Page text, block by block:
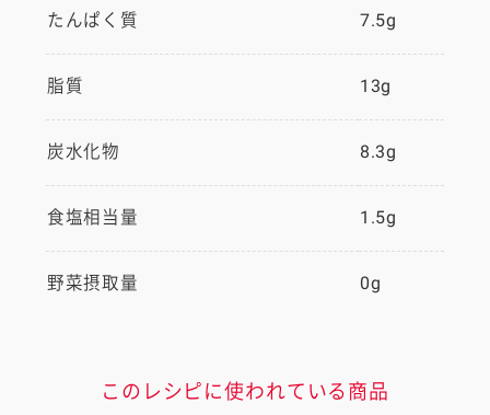
たんぱく質 7.5g
脂質 13g
炭水化物 8.3g
食塩相当量 1.5g
野菜摂取量 0g
このレシピに使われている商品